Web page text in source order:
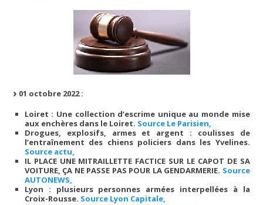
01 octobre 2022 :
Loiret : Une collection d’escrime unique au monde mise
aux enchères dans le Loiret. Source Le Parisien,
Drogues, explosifs, armes et argent : coulisses de
l’entraînement des chiens policiers dans les Yvelines.
Source actu,
IL PLACE UNE MITRAILLETTE FACTICE SUR LE CAPOT DE SA
VOITURE, ÇA NE PASSE PAS POUR LA GENDARMERIE. Source
AUTONEWS,
Lyon : plusieurs personnes armées interpellées à la
Croix-Rousse. Source Lyon Capitale,